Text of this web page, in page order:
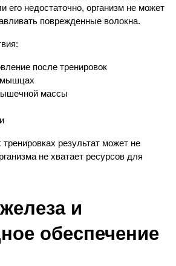
его недостаточно, организм не может
поврежденные волокна.
после тренировок
мышцах
массы
результат может не
не хватает ресурсов для
и
обеспечение